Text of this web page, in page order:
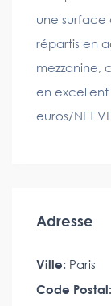
une surface
répartis en
mezzanine,
en excellent
euros/NET
Adresse
Ville: Paris
Code Postal: